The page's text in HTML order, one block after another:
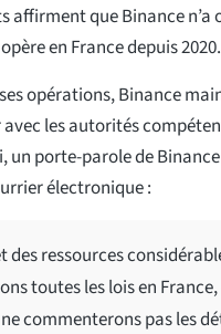
affirment que Binance n’a
en France depuis 2020.
opérations, Binance
les autorités
porte-parole de
électronique :
ressources
toutes les lois en
commenterons pas les